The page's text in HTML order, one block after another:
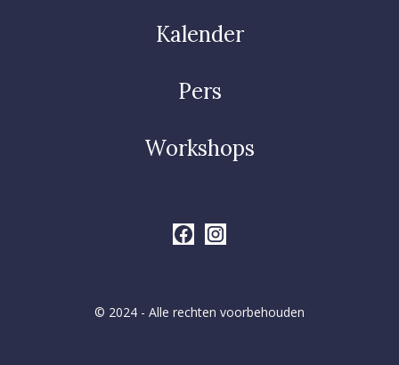
Kalender
Pers
Workshops
© 2024 - Alle rechten voorbehouden